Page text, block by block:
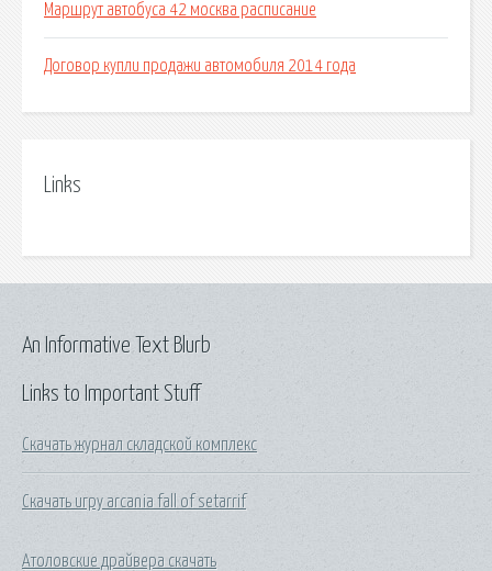
Маршрут автобуса 42 москва расписание
Договор купли продажи автомобиля 2014 года
Links
Links to Important Stuff
Скачать журнал складской комплекс
Скачать игру arcania fall of setarrif
Атоловские драйвера скачать
An Informative Text Blurb